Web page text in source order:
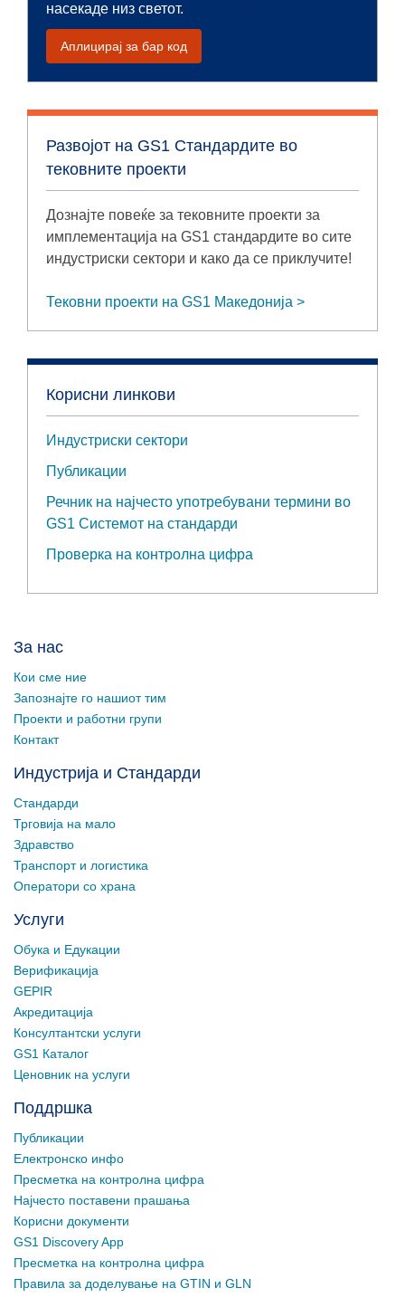
насекаде низ светот.
Аплицирај за бар код
Развојот на GS1 Стандардите во
тековните проекти
Дознајте повеќе за тековните проекти за
имплементација на GS1 стандардите во сите
индустриски сектори и како да се приклучите!
Тековни проекти на GS1 Македонија
Корисни линкови
Индустриски сектори
Публикации
Речник на најчесто употребувани термини во
GS1 Системот на стандарди
Проверка на контролна цифра
За нас
Кои сме ние
Запознајте го нашиот тим
Проекти и работни групи
Контакт
Индустрија и Стандарди
Стандарди
Трговија на мало
Здравство
Транспорт и логистика
Оператори со храна
Услуги
Обука и Едукации
Верификација
GEPIR
Акредитација
Консултантски услуги
GS1 Каталог
Ценовник на услуги
Поддршка
Публикации
Електронско инфо
Пресметка на контролна цифра
Најчесто поставени прашања
Корисни документи
GS1 Discovery App
Пресметка на контролна цифра
Правила за доделување на GTIN и GLN